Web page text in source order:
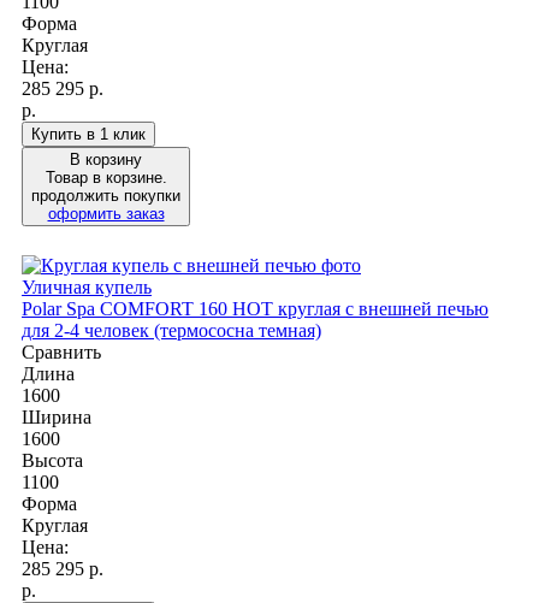
Форма
Круглая
Цена:
285 295 р.
р.
Купить в 1 клик
В корзину
Товар в корзине.
продолжить покупки
оформить заказ
Уличная купель
Polar Spa COMFORT 160 HOT круглая с внешней печью
для 2-4 человек (термососна темная)
Сравнить
Длина
1600
Ширина
1600
Высота
1100
Форма
Круглая
Цена:
285 295 р.
р.